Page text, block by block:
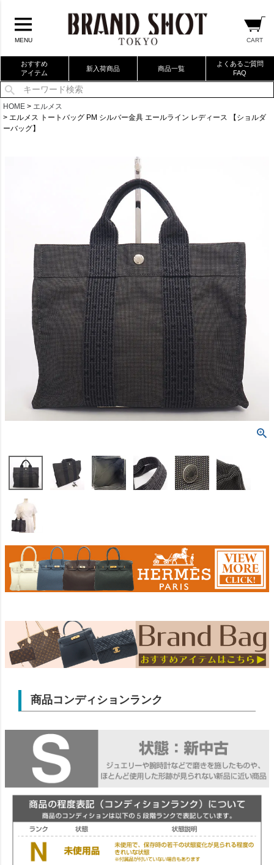
MENU CART
おすすめ
アイテム
新入荷商品 商品一覧
よくあるご質問
FAQ
当店厳選ブランドバック
当店厳選ブランドジュエリー
ブランドリングコレクション
HOME
エルメス
エルメス トートバッグ PM シルバー金具 エールライン レディース 【ショルダ
ーバッグ】
商品コンディションランク